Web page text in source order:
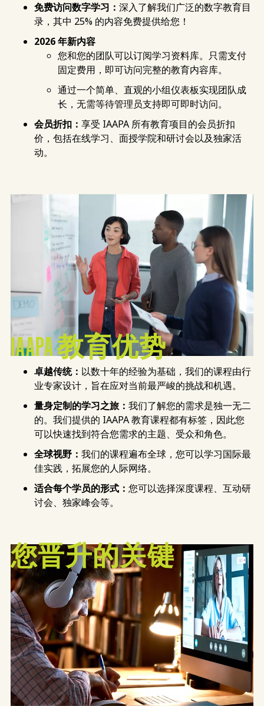
免费访问数字学习： 深入了解我们广泛的数字教育目
录，其中 25% 的内容免费提供给您！
2026 年新内容
您和您的团队可以订阅学习资料库。只需支付
固定费用，即可访问完整的教育内容库。
通过一个简单、直观的小组仪表板实现团队成
长，无需等待管理员支持即可即时访问。
会员折扣： 享受 IAAPA 所有教育项目的会员折扣
价，包括在线学习、面授学院和研讨会以及独家活
动。
IAAPA 教育优势
卓越传统： 以数十年的经验为基础，我们的课程由行
业专家设计，旨在应对当前最严峻的挑战和机遇。
量身定制的学习之旅： 我们了解您的需求是独一无二
的。我们提供的 IAAPA 教育课程都有标签，因此您
可以快速找到符合您需求的主题、受众和角色。
全球视野： 我们的课程遍布全球，您可以学习国际最
佳实践，拓展您的人际网络。
适合每个学员的形式： 您可以选择深度课程、互动研
讨会、独家峰会等。
您晋升的关键